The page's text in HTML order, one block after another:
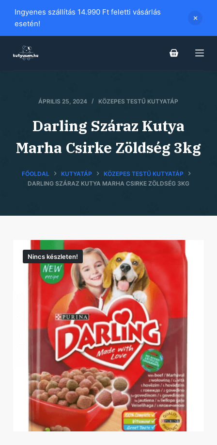
i
Ingyenes szállítás 14.990 Ft feletti vásárlás
esetén!
ÁPRILIS 25, 2024 KÖZEPES TESTŰ KUTYATÁP
Darling Száraz Kutya
Marha Csirke Zöldség 3kg
FŐOLDAL KUTYATÁP
KÖZEPES TESTŰ KUTYATÁP
DARLING SZÁRAZ KUTYA MARHA CSIRKE ZÖLDSÉG 3KG
Nincs készleten!